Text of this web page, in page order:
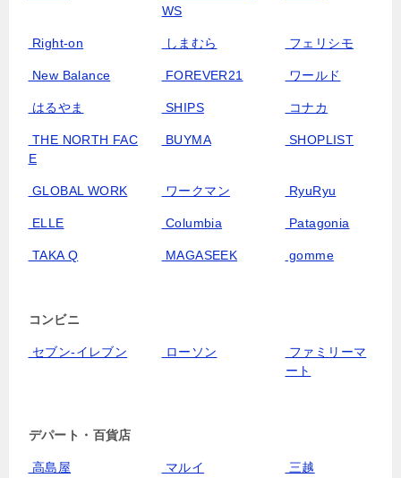
WS
Right-on しまむら フェリシモ
New Balance FOREVER21 ワールド
はるやま SHIPS コナカ
THE NORTH FAC
E
BUYMA SHOPLIST
GLOBAL WORK ワークマン RyuRyu
ELLE Columbia Patagonia
TAKA Q MAGASEEK gomme
コンビニ
セブン‐イレブン ローソン
ファミリーマ
ート
デパート・百貨店
高島屋 マルイ 三越